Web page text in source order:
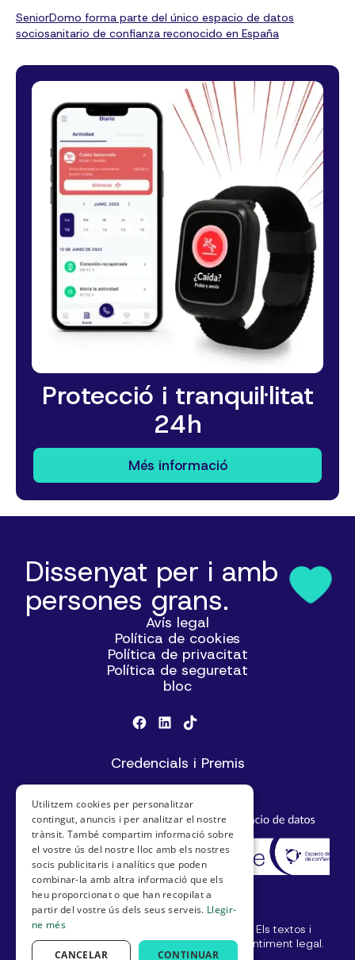
SeniorDomo forma parte del único espacio de datos
sociosanitario de confianza reconocido en España
Protecció i tranquil·litat
24h
Més informació
Dissenyat per i amb
persones grans.
Avís legal
Política de cookies
Política de privacitat
Política de seguretat
bloc
Credencials i Premis
© SeniorDomo I Tots els drets reservats. Els textos i
imatges no es poden utilitzar sense consentiment legal.
Utilitzem cookies per personalitzar
contingut, anuncis i per analitzar el nostre
trànsit. També compartim informació sobre
el vostre ús del nostre lloc amb els nostres
socis publicitaris i analítics que poden
combinar-la amb altra informació que els
heu proporcionat o que han recopilat a
partir del vostre ús dels seus serveis. Llegir-
ne més
CONTINUAR
CANCELAR